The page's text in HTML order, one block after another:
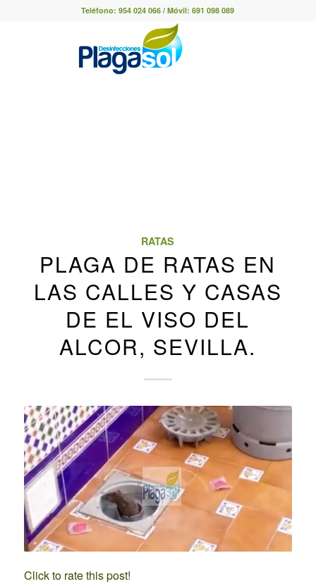
Teléfono:954 024 066 / Móvil:691 098 089
RATAS
PLAGA DE RATAS EN
LAS CALLES Y CASAS
DE EL VISO DEL
ALCOR, SEVILLA.
Click to rate this post!